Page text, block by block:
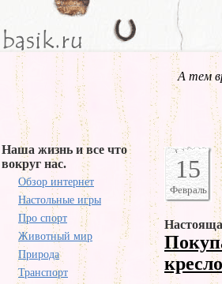
А тем
Наша жизнь и все что
вокруг нас.
Обзор интернет
Настольные игры
Про спорт
Животный мир
Природа
Транспорт
15
Февраль